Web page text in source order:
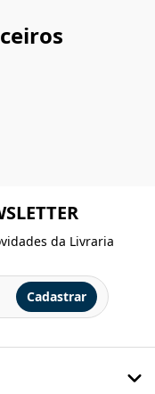
da Livraria
Cadastrar